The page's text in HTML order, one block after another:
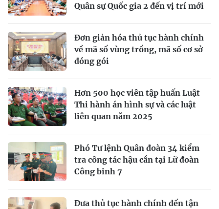
Quân sự Quốc gia 2 đến vị trí mới
Đơn giản hóa thủ tục hành chính
về mã số vùng trồng, mã số cơ sở
đóng gói
Hơn 500 học viên tập huấn Luật
Thi hành án hình sự và các luật
liên quan năm 2025
Phó Tư lệnh Quân đoàn 34 kiểm
tra công tác hậu cần tại Lữ đoàn
Công binh 7
Ðưa thủ tục hành chính đến tận